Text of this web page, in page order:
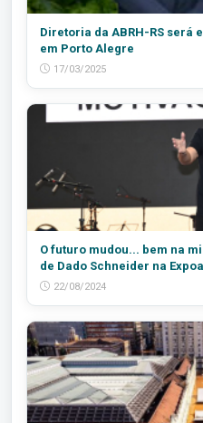
Diretoria da ABRH-RS será
em Porto Alegre
17/03/2025
O futuro mudou... bem na
de Dado Schneider na
22/08/2024